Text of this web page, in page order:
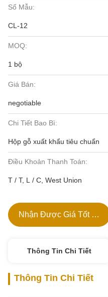
Số Mẫu:
CL-12
MOQ:
1 bộ
Giá Bán:
negotiable
Chi Tiết Bao Bì:
Hộp gỗ xuất khẩu tiêu chuẩn
Điều Khoản Thanh Toán:
T / T, L / C, West Union
Nhận Được Giá Tốt Nhất
Thông Tin Chi Tiết
Thông Tin Chi Tiết